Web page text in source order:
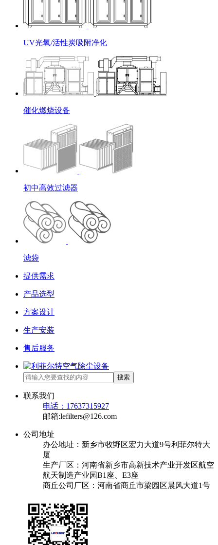
UV光氧/活性炭吸附净化
催化燃烧设备
初中高效过滤器
滤袋
提供需求
产品选型
方案设计
生产安装
售后服务
搜索
联系我们
电话：17637315927
邮箱:lefilters@126.com
公司地址
办公地址：新乡市牧野区宏力大道9号利菲尔特大
厦
生产厂区：河南省新乡市高新技术产业开发区航空
航天制造产业园B1座、E3座
商丘公司厂区：河南省商丘市梁园区晨风大道1号